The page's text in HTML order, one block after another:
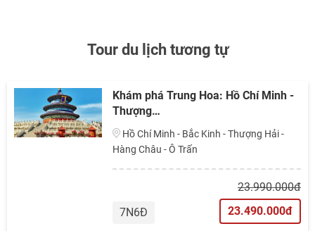
Tour du lịch tương tự
Khám phá Trung Hoa: Hồ Chí Minh -
Thượng…
Hàng Châu - Ô Trấn
7N6Đ
23.990.000đ
23.490.000đ